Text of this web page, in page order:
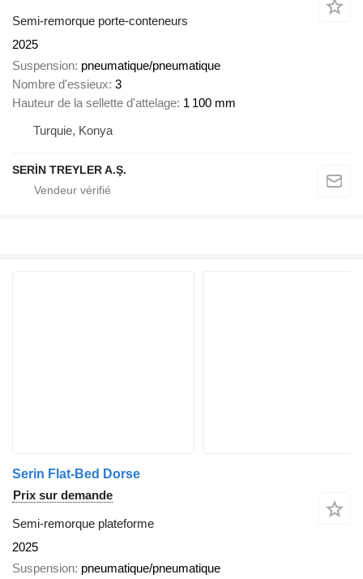
Semi-remorque porte-conteneurs
2025
Suspension pneumatique/pneumatique
Nombre d'essieux 3
Hauteur de la sellette d'attelage 1 100 mm
Turquie, Konya
SERİN TREYLER A.Ş.
Serin Flat-Bed Dorse
Prix sur demande
Semi-remorque plateforme
2025
Suspension pneumatique/pneumatique